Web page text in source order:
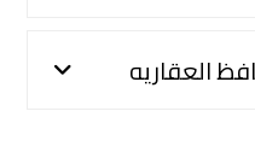
العقاريه